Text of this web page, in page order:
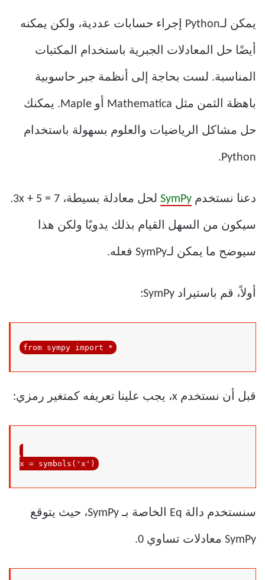
يمكن لـPython إجراء حسابات عددية، ولكن يمكنه
أيضًا حل المعادلات الجبرية باستخدام المكتبات
المناسبة. لست بحاجة إلى أنظمة جبر حاسوبية
باهظة الثمن مثل Mathematica أو Maple. يمكنك
حل مشاكل الرياضيات والعلوم بسهولة باستخدام
Python.
دعنا نستخدم SymPy لحل معادلة بسيطة، 3x + 5 = 7.
سيكون من السهل القيام بذلك يدويًا ولكن هذا
سيوضح ما يمكن لـSymPy فعله.
أولاً، قم باستيراد SymPy:
from sympy import *
قبل أن نستخدم x، يجب علينا تعريفه كمتغير رمزي:
x = symbols( 'x' )
سنستخدم دالة Eq الخاصة بـ SymPy، حيث يتوقع
SymPy معادلات تساوي 0.